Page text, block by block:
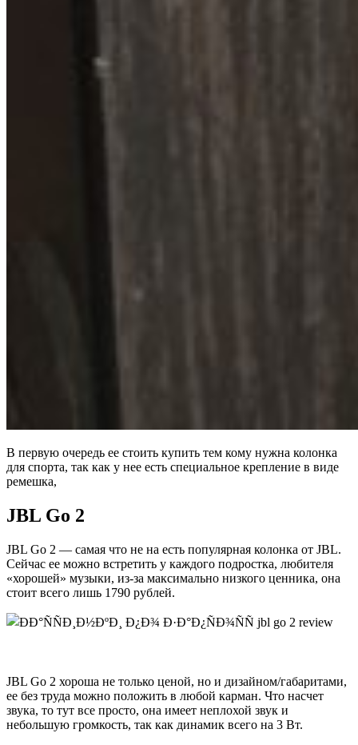
В первую очередь ее стоить купить тем кому нужна колонка
для спорта, так как у нее есть специальное крепление в виде
ремешка,
JBL Go 2
JBL Go 2 — самая что не на есть популярная колонка от JBL.
Сейчас ее можно встретить у каждого подростка, любителя
«хорошей» музыки, из-за максимально низкого ценника, она
стоит всего лишь 1790 рублей.
JBL Go 2 хороша не только ценой, но и дизайном/габаритами,
ее без труда можно положить в любой карман. Что насчет
звука, то тут все просто, она имеет неплохой звук и
небольшую громкость, так как динамик всего на 3 Вт.